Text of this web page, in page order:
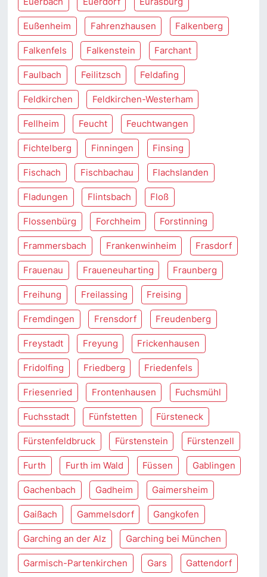
Eußenheim Fahrenzhausen Falkenberg
Falkenfels Falkenstein Farchant
Faulbach Feilitzsch Feldafing
Feldkirchen Feldkirchen-Westerham
Fellheim Feucht Feuchtwangen
Fichtelberg Finningen Finsing
Fischach Fischbachau Flachslanden
Fladungen Flintsbach Floß
Flossenbürg Forchheim Forstinning
Frammersbach Frankenwinheim Frasdorf
Frauenau Fraueneuharting Fraunberg
Freihung Freilassing Freising
Fremdingen Frensdorf Freudenberg
Freystadt Freyung Frickenhausen
Fridolfing Friedberg Friedenfels
Friesenried Frontenhausen Fuchsmühl
Fuchsstadt Fünfstetten Fürsteneck
Fürstenfeldbruck Fürstenstein Fürstenzell
Furth Furth im Wald Füssen Gablingen
Gachenbach Gadheim Gaimersheim
Gaißach Gammelsdorf Gangkofen
Garching an der Alz Garching bei München
Garmisch-Partenkirchen Gars Gattendorf